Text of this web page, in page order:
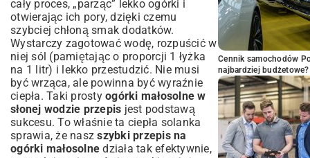
cały proces, „parząc” lekko ogórki i
otwierając ich pory, dzięki czemu
szybciej chłoną smak dodatków.
Wystarczy zagotować wodę, rozpuścić w
niej sól (pamiętając o proporcji 1 łyżka
na 1 litr) i lekko przestudzić. Nie musi
być wrząca, ale powinna być wyraźnie
ciepła. Taki prosty ogórki małosolne w
słonej wodzie przepis jest podstawą
sukcesu. To właśnie ta ciepła solanka
sprawia, że naszszybki przepis na
ogórki małosolne działa tak efektywnie,
Cennik samochodów
najbardziej budżetowe?